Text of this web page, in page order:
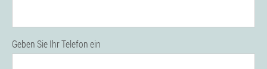
Geben Sie Ihr Telefon ein